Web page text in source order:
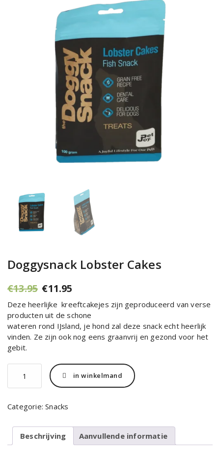
Doggysnack Lobster Cakes
€13.95 Oorspronkelijke
prijs
was:
€13.95.
€11.95
prijs
is:
€11.95.
Deze heerlijke kreeftcakejes zijn geproduceerd van verse
producten uit de schone
wateren rond IJsland, je hond zal deze snack echt heerlijk
vinden. Ze zijn ook nog eens graanvrij en gezond voor het
gebit.
Doggysnack
Lobster
Cakes
in winkelmand
Categorie:Snacks
Beschrijving Aanvullende informatie